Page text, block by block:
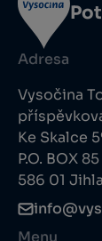
Adresa
Vysočina
Ke Skalce
P.O. BOX 85
586 01
Menu